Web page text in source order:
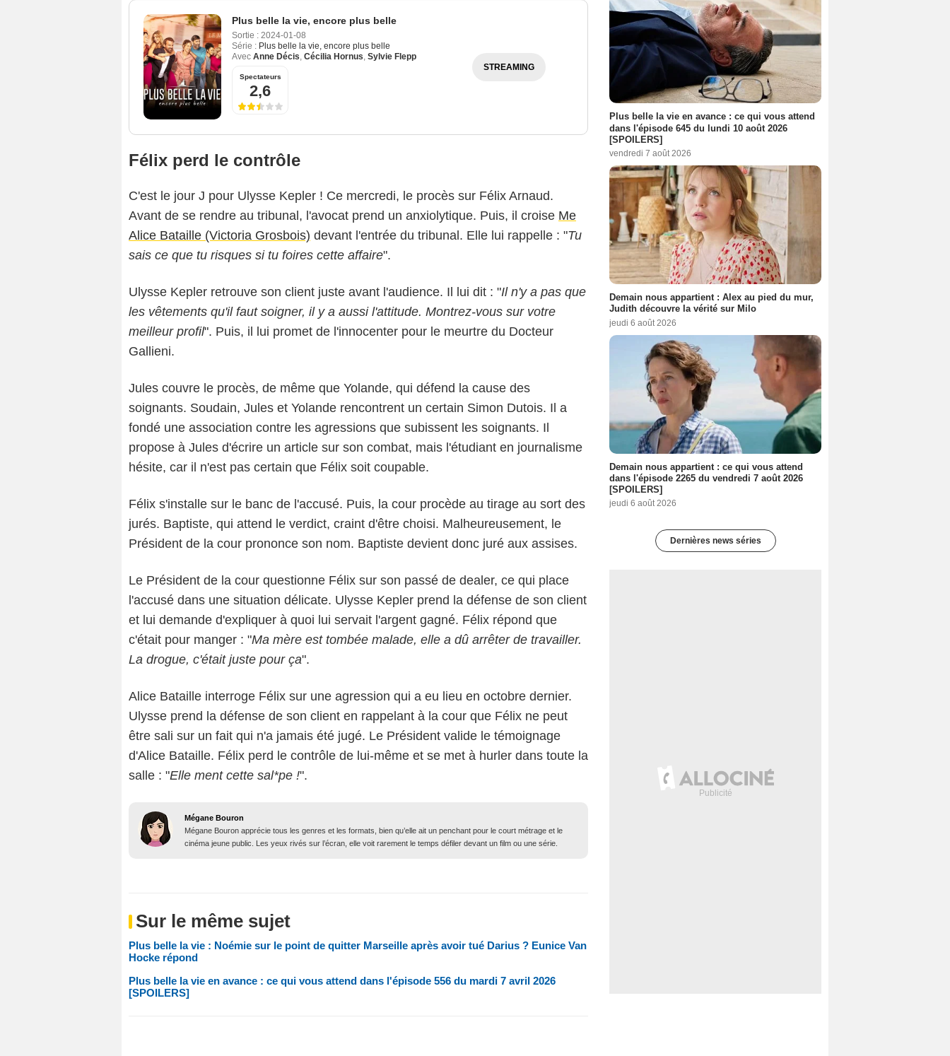
Plus belle la vie, encore plus belle
Sortie : 2024-01-08
Série : Plus belle la vie, encore plus belle
Avec Anne Décis, Cécilia Hornus, Sylvie Flepp
Spectateurs
2,6
STREAMING
Félix perd le contrôle
C'est le jour J pour Ulysse Kepler ! Ce mercredi, le procès sur Félix Arnaud.
Avant de se rendre au tribunal, l'avocat prend un anxiolytique. Puis, il croise Me
Alice Bataille (Victoria Grosbois) devant l'entrée du tribunal. Elle lui rappelle : "Tu
sais ce que tu risques si tu foires cette affaire".
Ulysse Kepler retrouve son client juste avant l'audience. Il lui dit : "Il n'y a pas que
les vêtements qu'il faut soigner, il y a aussi l'attitude. Montrez-vous sur votre
meilleur profil". Puis, il lui promet de l'innocenter pour le meurtre du Docteur
Gallieni.
Jules couvre le procès, de même que Yolande, qui défend la cause des
soignants. Soudain, Jules et Yolande rencontrent un certain Simon Dutois. Il a
fondé une association contre les agressions que subissent les soignants. Il
propose à Jules d'écrire un article sur son combat, mais l'étudiant en journalisme
hésite, car il n'est pas certain que Félix soit coupable.
Félix s'installe sur le banc de l'accusé. Puis, la cour procède au tirage au sort des
jurés. Baptiste, qui attend le verdict, craint d'être choisi. Malheureusement, le
Président de la cour prononce son nom. Baptiste devient donc juré aux assises.
Le Président de la cour questionne Félix sur son passé de dealer, ce qui place
l'accusé dans une situation délicate. Ulysse Kepler prend la défense de son client
et lui demande d'expliquer à quoi lui servait l'argent gagné. Félix répond que
c'était pour manger : "Ma mère est tombée malade, elle a dû arrêter de travailler.
La drogue, c'était juste pour ça".
Alice Bataille interroge Félix sur une agression qui a eu lieu en octobre dernier.
Ulysse prend la défense de son client en rappelant à la cour que Félix ne peut
être sali sur un fait qui n'a jamais été jugé. Le Président valide le témoignage
d'Alice Bataille. Félix perd le contrôle de lui-même et se met à hurler dans toute la
salle : "Elle ment cette sal*pe !".
Mégane Bouron
Mégane Bouron apprécie tous les genres et les formats, bien qu’elle ait un penchant pour le court métrage et le
cinéma jeune public. Les yeux rivés sur l’écran, elle voit rarement le temps défiler devant un film ou une série.
Sur le même sujet
Plus belle la vie : Noémie sur le point de quitter Marseille après avoir tué Darius ? Eunice Van
Hocke répond
Plus belle la vie en avance : ce qui vous attend dans l'épisode 556 du mardi 7 avril 2026
[SPOILERS]
Plus belle la vie en avance : ce qui vous attend
dans l'épisode 645 du lundi 10 août 2026
[SPOILERS]
vendredi 7 août 2026
Demain nous appartient : Alex au pied du mur,
Judith découvre la vérité sur Milo
jeudi 6 août 2026
Demain nous appartient : ce qui vous attend
dans l'épisode 2265 du vendredi 7 août 2026
[SPOILERS]
jeudi 6 août 2026
Dernières news séries